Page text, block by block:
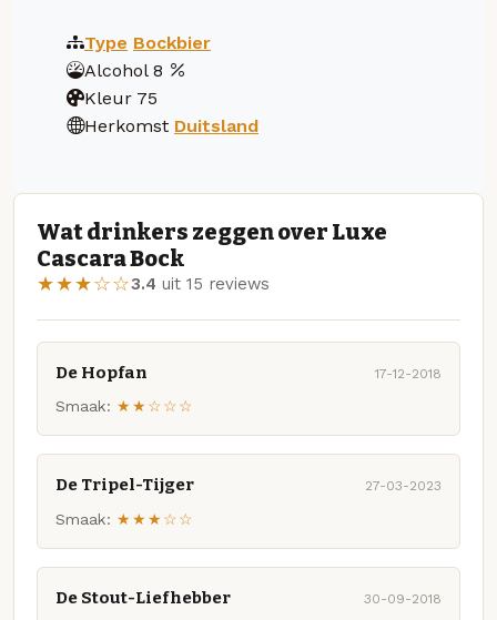
Type Bockbier
Alcohol 8
Kleur 75
Herkomst Duitsland
Wat drinkers zeggen over Luxe
Cascara Bock
★★★☆☆3.4 uit 15 reviews
De Hopfan 17-12-2018
Smaak: ★★☆☆☆
De Tripel-Tijger 27-03-2023
Smaak: ★★★☆☆
De Stout-Liefhebber 30-09-2018